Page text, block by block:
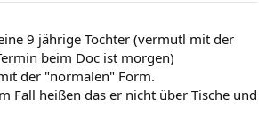
9 jährige Tochter (vermutl mit der
beim Doc ist morgen)
der "normalen" Form.
Fall heißen das er nicht über Tische und